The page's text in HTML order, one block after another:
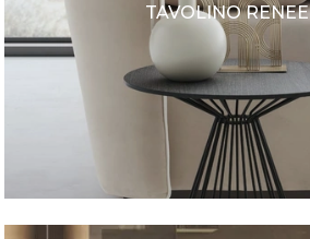
TAVOLINO RENEE